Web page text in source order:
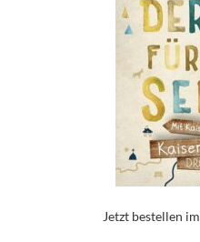
Jetzt bestellen im